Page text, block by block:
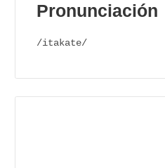
Pronunciación
/itakate/